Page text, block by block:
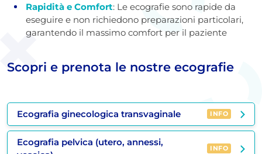
Rapidità e Comfort: Le ecografie sono rapide da
eseguire e non richiedono preparazioni particolari,
garantendo il massimo comfort per il paziente
Scopri e prenota le nostre ecografie
Ecografia ginecologica transvaginale INFO
Ecografia pelvica (utero, annessi,
INFO